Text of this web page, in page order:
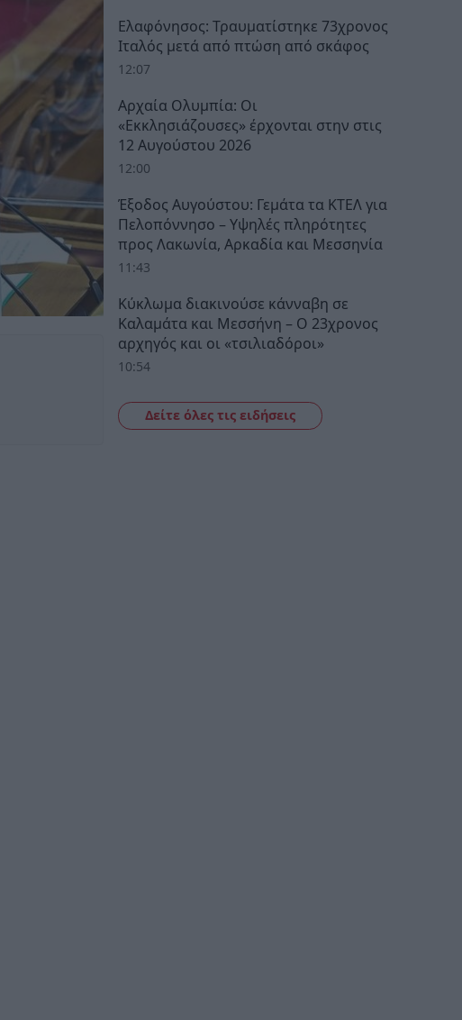
Ελαφόνησος: Τραυματίστηκε 73χρονος
Ιταλός μετά από πτώση από σκάφος
12:07
Αρχαία Ολυμπία: Οι
«Εκκλησιάζουσες» έρχονται στην στις
12 Αυγούστου 2026
12:00
Έξοδος Αυγούστου: Γεμάτα τα ΚΤΕΛ για
Πελοπόννησο – Υψηλές πληρότητες
προς Λακωνία, Αρκαδία και Μεσσηνία
11:43
Κύκλωμα διακινούσε κάνναβη σε
Καλαμάτα και Μεσσήνη – Ο 23χρονος
αρχηγός και οι «τσιλιαδόροι»
10:54
Δείτε όλες τις ειδήσεις